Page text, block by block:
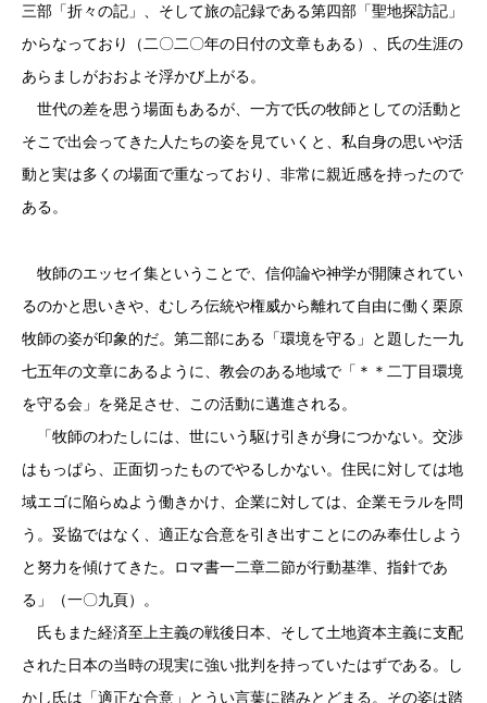
三部「折々の記」、そして旅の記録である第四部「聖地探訪記」
からなっており（二〇二〇年の日付の文章もある）、氏の生涯の
あらましがおおよそ浮かび上がる。
世代の差を思う場面もあるが、一方で氏の牧師としての活動と
そこで出会ってきた人たちの姿を見ていくと、私自身の思いや活
動と実は多くの場面で重なっており、非常に親近感を持ったので
ある。
牧師のエッセイ集ということで、信仰論や神学が開陳されてい
るのかと思いきや、むしろ伝統や権威から離れて自由に働く栗原
牧師の姿が印象的だ。第二部にある「環境を守る」と題した一九
七五年の文章にあるように、教会のある地域で「＊＊二丁目環境
を守る会」を発足させ、この活動に邁進される。
「牧師のわたしには、世にいう駆け引きが身につかない。交渉
はもっぱら、正面切ったものでやるしかない。住民に対しては地
域エゴに陥らぬよう働きかけ、企業に対しては、企業モラルを問
う。妥協ではなく、適正な合意を引き出すことにのみ奉仕しよう
と努力を傾けてきた。ロマ書一二章二節が行動基準、指針であ
る」（一〇九頁）。
氏もまた経済至上主義の戦後日本、そして土地資本主義に支配
された日本の当時の現実に強い批判を持っていたはずである。し
かし氏は「適正な合意」とうい言葉に踏みとどまる。その姿は踏